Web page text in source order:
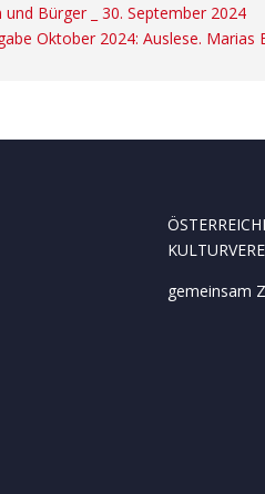
Bürger _ 30. September 2024
Oktober 2024: Auslese. Marias
gemeinsam